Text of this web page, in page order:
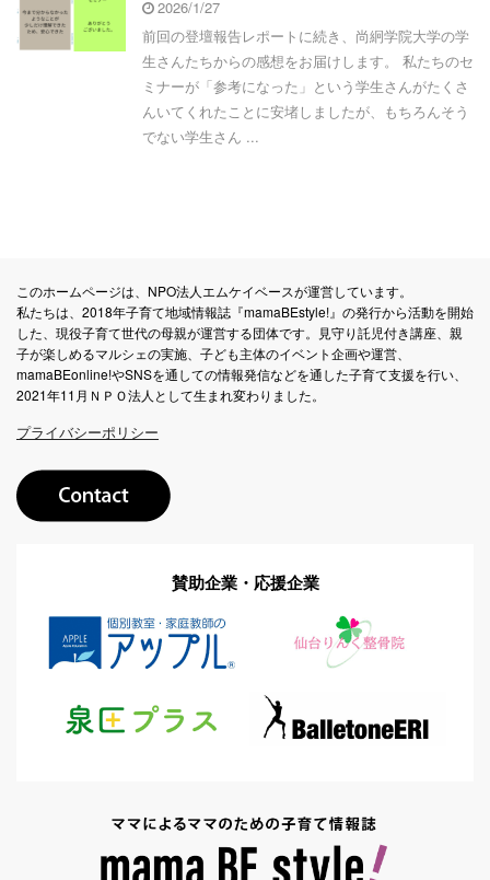
2026/1/27
前回の登壇報告レポートに続き、尚絅学院大学の学
生さんたちからの感想をお届けします。 私たちのセ
ミナーが「参考になった」という学生さんがたくさ
んいてくれたことに安堵しましたが、もちろんそう
でない学生さん ...
このホームページは、NPO法人エムケイベースが運営しています。
私たちは、2018年子育て地域情報誌『mamaBEstyle!』の発行から活動を開始
した、現役子育て世代の母親が運営する団体です。見守り託児付き講座、親
子が楽しめるマルシェの実施、子ども主体のイベント企画や運営、
mamaBEonline!やSNSを通しての情報発信などを通した子育て支援を行い、
2021年11月ＮＰＯ法人として生まれ変わりました。
プライバシーポリシー
賛助企業・応援企業